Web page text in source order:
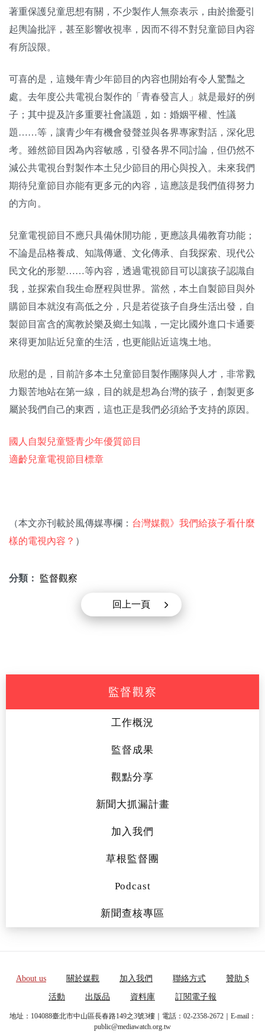
著重保護兒童思想有關，不少製作人無奈表示，由於擔憂引
起輿論批評，甚至影響收視率，因而不得不對兒童節目內容
有所設限。
可喜的是，這幾年青少年節目的內容也開始有令人驚豔之
處。去年度公共電視台製作的「青春發言人」就是最好的例
子；其中提及許多重要社會議題，如：婚姻平權、性議
題……等，讓青少年有機會發聲並與各界專家對話，深化思
考。雖然節目因為內容敏感，引發各界不同討論，但仍然不
減公共電視台對製作本土兒少節目的用心與投入。未來我們
期待兒童節目亦能有更多元的內容，這應該是我們值得努力
的方向。
兒童電視節目不應只具備休閒功能，更應該具備教育功能；
不論是品格養成、知識傳遞、文化傳承、自我探索、現代公
民文化的形塑……等內容，透過電視節目可以讓孩子認識自
我，並探索自我生命歷程與世界。當然，本土自製節目與外
購節目本就沒有高低之分，只是若從孩子自身生活出發，自
製節目富含的寓教於樂及鄉土知識，一定比國外進口卡通要
來得更加貼近兒童的生活，也更能貼近這塊土地。
欣慰的是，目前許多本土兒童節目製作團隊與人才，非常戮
力艱苦地站在第一線，目的就是想為台灣的孩子，創製更多
屬於我們自己的東西，這也正是我們必須給予支持的原因。
國人自製兒童暨青少年優質節目
適齡兒童電視節目標章
（本文亦刊載於風傳媒專欄： 台灣媒觀》我們給孩子看什麼
樣的電視內容？ ）
分類： 監督觀察
回上一頁
監督觀察
工作概況
監督成果
觀點分享
新聞大抓漏計畫
加入我們
草根監督團
Podcast
新聞查核專區
About us 關於媒觀 加入我們 聯絡方式 贊助 $
活動 出版品 資料庫 訂閱電子報
地址：104088臺北市中山區長春路149之3號3樓｜電話：02-2358-2672｜E-mail：
public@mediawatch.org.tw